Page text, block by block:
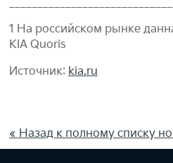
1 На российском рынке
KIA Quoris
Источник: kia.ru
« Назад к полному списку